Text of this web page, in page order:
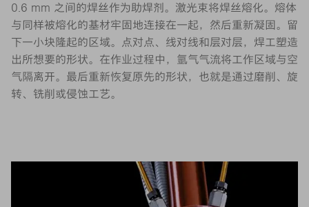
0.6 mm 之间的焊丝作为助焊剂。激光束将焊丝熔化。熔体
与同样被熔化的基材牢固地连接在一起，然后重新凝固。留
下一小块隆起的区域。点对点、线对线和层对层，焊工塑造
出所想要的形状。在作业过程中，氩气气流将工作区域与空
气隔离开。最后重新恢复原先的形状，也就是通过磨削、旋
转、铣削或侵蚀工艺。